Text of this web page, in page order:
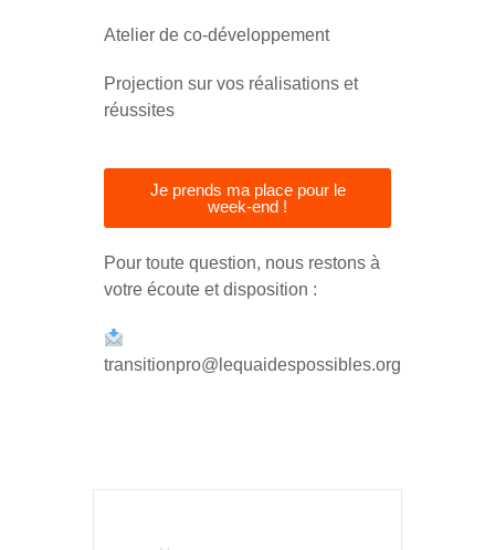
Atelier de co-développement
Projection sur vos réalisations et
réussites
Je prends ma place pour le
week-end !
Pour toute question, nous restons à
votre écoute et disposition :
transitionpro@lequaidespossibles.org